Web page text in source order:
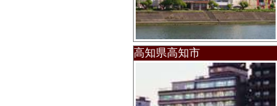
高知県高知市